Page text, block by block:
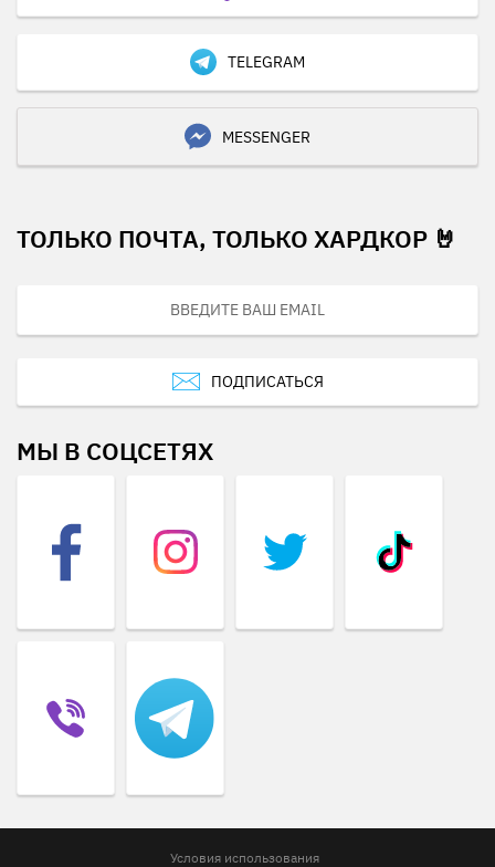
TELEGRAM
MESSENGER
ТОЛЬКО ПОЧТА, ТОЛЬКО ХАРДКОР 🤘
ПОДПИСАТЬСЯ
МЫ В СОЦСЕТЯХ
Условия использования